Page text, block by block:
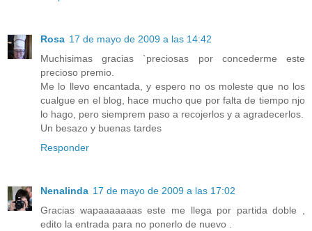
Rosa 17 de mayo de 2009 a las 14:42
Muchisimas gracias `preciosas por concederme este
precioso premio.
Me lo llevo encantada, y espero no os moleste que no los
cualgue en el blog, hace mucho que por falta de tiempo njo
lo hago, pero siemprem paso a recojerlos y a agradecerlos.
Un besazo y buenas tardes
Responder
Nenalinda 17 de mayo de 2009 a las 17:02
Gracias wapaaaaaaas este me llega por partida doble ,
edito la entrada para no ponerlo de nuevo .